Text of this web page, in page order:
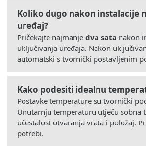
Koliko dugo nakon instalacije
uređaj?
Pričekajte najmanje dva sata nakon
uključivanja uređaja. Nakon
automatski s tvornički postavljenim
Kako podesiti idealnu
Postavke temperature su tvornički
Unutarnju temperaturu utječu sobna
učestalost otvaranja vrata i položaj.
potrebi.